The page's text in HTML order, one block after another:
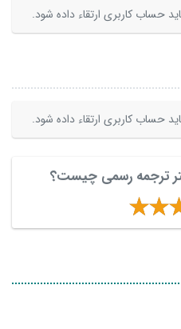
حساب کاربری ارتقاء داده شود.
حساب کاربری ارتقاء داده شود.
ترجمه رسمی چیست؟